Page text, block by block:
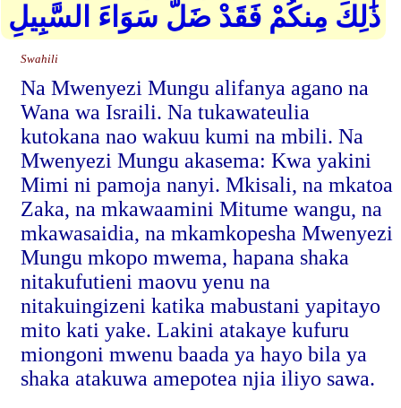
ذَٰلِكَ مِنكُمْ فَقَدْ ضَلَّ سَوَاءَ السَّبِيلِ
Swahili
Na Mwenyezi Mungu alifanya agano na
Wana wa Israili. Na tukawateulia
kutokana nao wakuu kumi na mbili. Na
Mwenyezi Mungu akasema: Kwa yakini
Mimi ni pamoja nanyi. Mkisali, na mkatoa
Zaka, na mkawaamini Mitume wangu, na
mkawasaidia, na mkamkopesha Mwenyezi
Mungu mkopo mwema, hapana shaka
nitakufutieni maovu yenu na
nitakuingizeni katika mabustani yapitayo
mito kati yake. Lakini atakaye kufuru
miongoni mwenu baada ya hayo bila ya
shaka atakuwa amepotea njia iliyo sawa.